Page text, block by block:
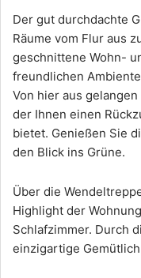
Der gut durchdachte
Räume vom Flur aus
geschnittene Wohn-
freundlichen
Von hier aus
der Ihnen einen
bietet. Genießen Sie
den Blick ins Grüne.
Über die
Highlight der
Schlafzimmer. Durch
einzigartige